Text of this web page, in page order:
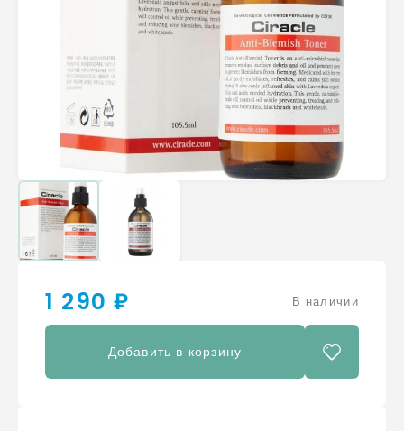
1 290 ₽ В наличии
Добавить в корзину